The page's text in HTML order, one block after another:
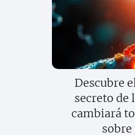
Descubre
secreto de
cambiará
sobre